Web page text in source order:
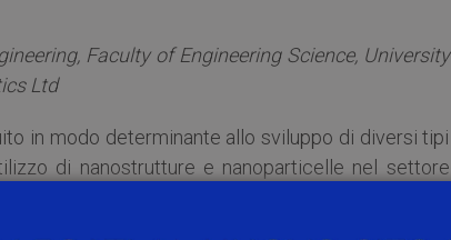
Faculty of Engineering Science, University
Ltd
in modo determinante allo sviluppo di diversi tipi
di nanostrutture e nanoparticelle nel settore
stato solido e del magnetismo riguardanti
a diverse applicazioni in campo biomedico, con